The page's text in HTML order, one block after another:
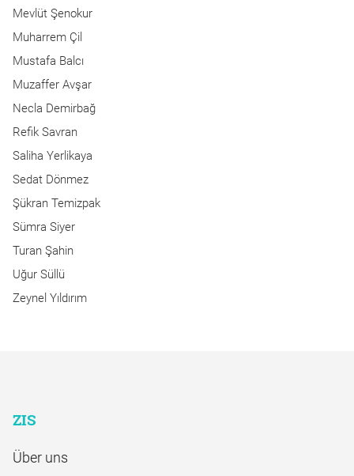
Mevlüt Şenokur
Muharrem Çil
Mustafa Balcı
Muzaffer Avşar
Necla Demirbağ
Refik Savran
Saliha Yerlikaya
Sedat Dönmez
Şükran Temizpak
Sümra Siyer
Turan Şahin
Uğur Süllü
Zeynel Yıldırım
ZIS
Über uns